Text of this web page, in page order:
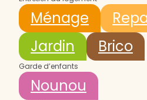
Ménage
Jardin
Brico
Garde d’enfants
Nounou